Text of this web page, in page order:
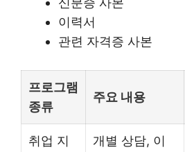
이력서
관련 자격증 사본
프로그램
종류
주요 내용
취업 지
개별 상담, 이